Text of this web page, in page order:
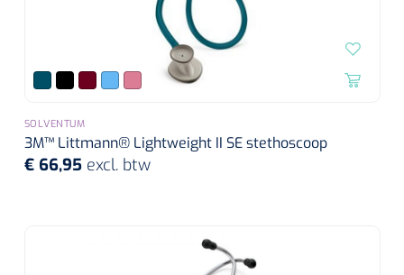
SOLVENTUM
3M™ Littmann® Lightweight II SE stethoscoop
€ 66,95 excl. btw